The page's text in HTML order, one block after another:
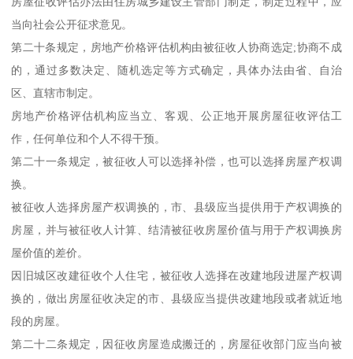
当向社会公开征求意见。
第二十条规定，房地产价格评估机构由被征收人协商选定;协商不成
的，通过多数决定、随机选定等方式确定，具体办法由省、自治
区、直辖市制定。
房地产价格评估机构应当立、客观、公正地开展房屋征收评估工
作，任何单位和个人不得干预。
第二十一条规定，被征收人可以选择补偿，也可以选择房屋产权调
换。
被征收人选择房屋产权调换的，市、县级应当提供用于产权调换的
房屋，并与被征收人计算、结清被征收房屋价值与用于产权调换房
屋价值的差价。
因旧城区改建征收个人住宅，被征收人选择在改建地段进屋产权调
换的，做出房屋征收决定的市、县级应当提供改建地段或者就近地
段的房屋。
第二十二条规定，因征收房屋造成搬迁的，房屋征收部门应当向被